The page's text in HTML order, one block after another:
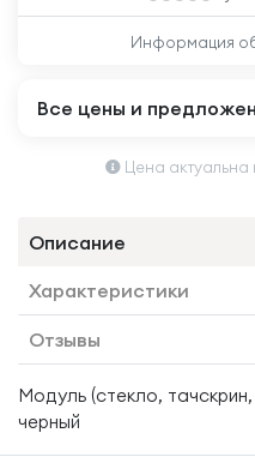
Информация
Все цены и
Цена
Описание
Характеристики
Отзывы
Модуль (стекло,
черный